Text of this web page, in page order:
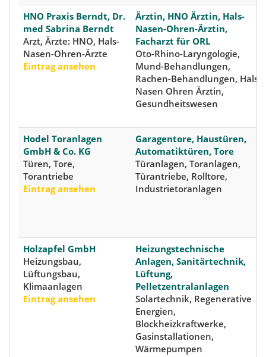
HNO Praxis Berndt, Dr.
med Sabrina Berndt
Arzt, Ärzte: HNO, Hals-
Nasen-Ohren-Ärzte
Eintrag ansehen
Ärztin, HNO Ärztin, Hals-
Nasen-Ohren-Ärztin,
Facharzt für ORL
Oto-Rhino-Laryngologie,
Mund-Behandlungen,
Rachen-Behandlungen, Hals
Nasen Ohren Ärztin,
Gesundheitswesen
Hodel Toranlagen
GmbH & Co. KG
Türen, Tore,
Torantriebe
Eintrag ansehen
Garagentore, Haustüren,
Automatiktüren, Tore
Türanlagen, Toranlagen,
Türantriebe, Rolltore,
Industrietoranlagen
Holzapfel GmbH
Heizungsbau,
Lüftungsbau,
Klimaanlagen
Eintrag ansehen
Heizungstechnische
Anlagen, Sanitärtechnik,
Lüftung,
Pelletzentralanlagen
Solartechnik, Regenerative
Energien,
Blockheizkraftwerke,
Gasinstallationen,
Wärmepumpen